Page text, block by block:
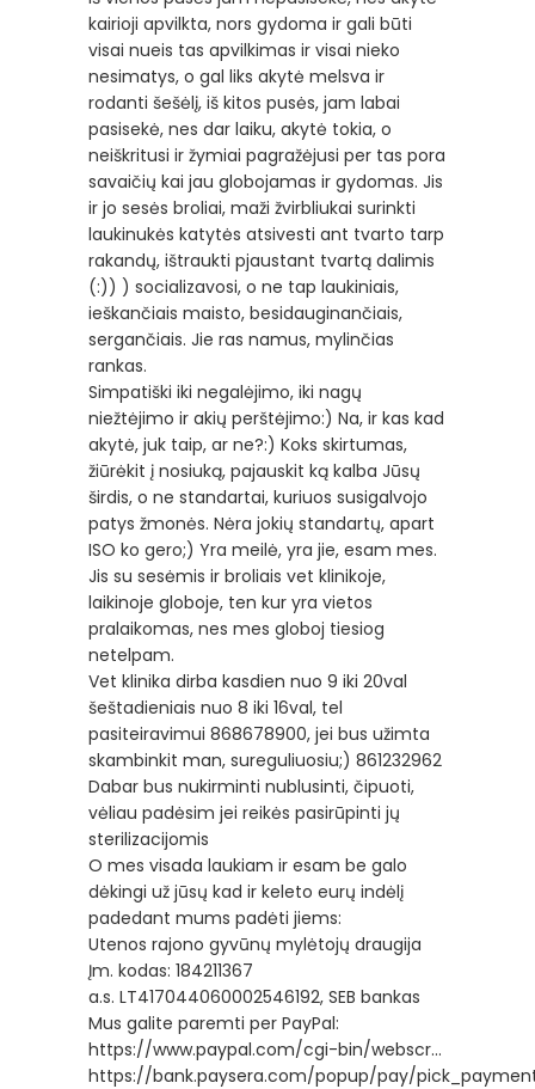
kairioji apvilkta, nors gydoma ir gali būti
visai nueis tas apvilkimas ir visai nieko
nesimatys, o gal liks akytė melsva ir
rodanti šešėlį, iš kitos pusės, jam labai
pasisekė, nes dar laiku, akytė tokia, o
neiškritusi ir žymiai pagražėjusi per tas pora
savaičių kai jau globojamas ir gydomas. Jis
ir jo sesės broliai, maži žvirbliukai surinkti
laukinukės katytės atsivesti ant tvarto tarp
rakandų, ištraukti pjaustant tvartą dalimis
(:)) ) socializavosi, o ne tap laukiniais,
ieškančiais maisto, besidauginančiais,
sergančiais. Jie ras namus, mylinčias
rankas.
Simpatiški iki negalėjimo, iki nagų
niežtėjimo ir akių perštėjimo:) Na, ir kas kad
akytė, juk taip, ar ne?:) Koks skirtumas,
žiūrėkit į nosiuką, pajauskit ką kalba Jūsų
širdis, o ne standartai, kuriuos susigalvojo
patys žmonės. Nėra jokių standartų, apart
ISO ko gero;) Yra meilė, yra jie, esam mes.
Jis su sesėmis ir broliais vet klinikoje,
laikinoje globoje, ten kur yra vietos
pralaikomas, nes mes globoj tiesiog
netelpam.
Vet klinika dirba kasdien nuo 9 iki 20val
šeštadieniais nuo 8 iki 16val, tel
pasiteiravimui 868678900, jei bus užimta
skambinkit man, sureguliuosiu;) 861232962
Dabar bus nukirminti nublusinti, čipuoti,
vėliau padėsim jei reikės pasirūpinti jų
sterilizacijomis
O mes visada laukiam ir esam be galo
dėkingi už jūsų kad ir keleto eurų indėlį
padedant mums padėti jiems:
Utenos rajono gyvūnų mylėtojų draugija
Įm. kodas: 184211367
a.s. LT417044060002546192, SEB bankas
Mus galite paremti per PayPal:
https://www.paypal.com/cgi-bin/webscr…
https://bank.paysera.com/popup/pay/